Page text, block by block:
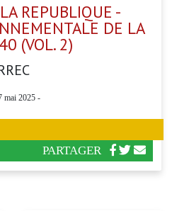
REPUBLIQUE -
DE LA
(VOL. 2)
mai 2025 -
PARTAGER